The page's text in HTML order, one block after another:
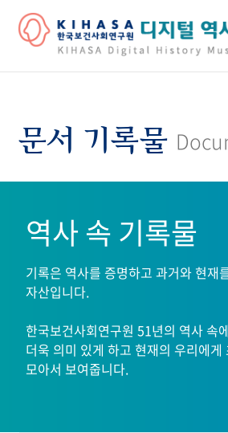
문서 기록물
역사 속 기록물
기록은 역사를 증명하고 과거와 현재
자산입니다.
한국보건사회연구원 51년의 역사 속
더욱 의미 있게 하고 현재의 우리에
모아서 보여줍니다.